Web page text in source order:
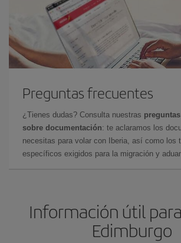
Preguntas frecuentes
¿Tienes dudas? Consulta nuestras
sobre documentación: te aclaramos los
necesitas para volar con Iberia, así como los
específicos exigidos para la migración y
Información útil
Edimburgo